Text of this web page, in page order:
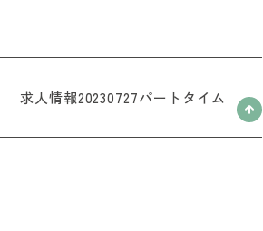
求人情報20230727パートタイム